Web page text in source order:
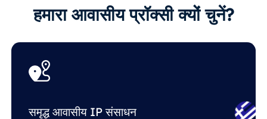
हमारा आवासीय प्रॉक्सी क्यों चुनें?
समृद्ध आवासीय IP संसाधन